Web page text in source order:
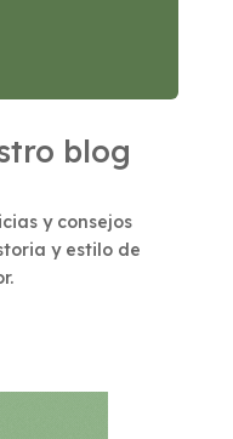
blog
y consejos
y estilo de